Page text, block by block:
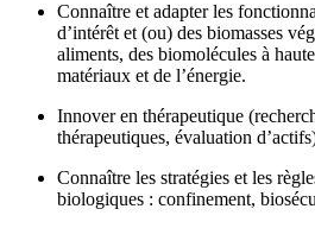
Connaître et adapter les
d’intérêt et (ou) des biomasses
aliments, des biomolécules à
matériaux et de l’énergie.
Innover en thérapeutique
thérapeutiques, évaluation
Connaître les stratégies et les
biologiques : confinement,